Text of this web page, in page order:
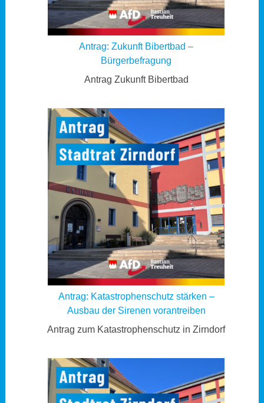
Antrag: Zukunft Bibertbad –
Bürgerbefragung
Antrag Zukunft Bibertbad
Antrag: Katastrophenschutz stärken –
Ausbau der Sirenen vorantreiben
Antrag zum Katastrophenschutz in Zirndorf